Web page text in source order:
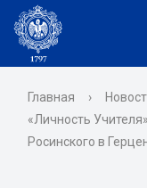
Главная ›
«Личность
Росинского в